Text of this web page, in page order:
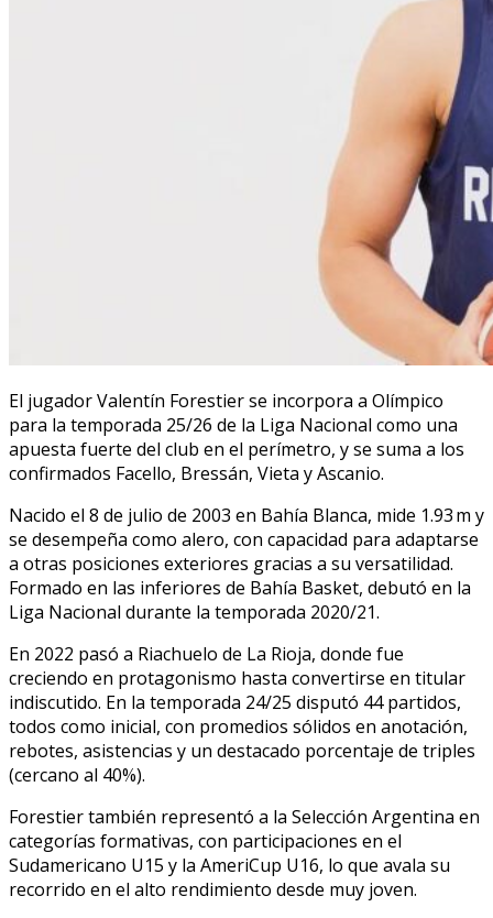
El jugador Valentín Forestier se incorpora a Olímpico
para la temporada 25/26 de la Liga Nacional como una
apuesta fuerte del club en el perímetro, y se suma a los
confirmados Facello, Bressán, Vieta y Ascanio.
Nacido el 8 de julio de 2003 en Bahía Blanca, mide 1.93 m y
se desempeña como alero, con capacidad para adaptarse
a otras posiciones exteriores gracias a su versatilidad.
Formado en las inferiores de Bahía Basket, debutó en la
Liga Nacional durante la temporada 2020/21.
En 2022 pasó a Riachuelo de La Rioja, donde fue
creciendo en protagonismo hasta convertirse en titular
indiscutido. En la temporada 24/25 disputó 44 partidos,
todos como inicial, con promedios sólidos en anotación,
rebotes, asistencias y un destacado porcentaje de triples
(cercano al 40%).
Forestier también representó a la Selección Argentina en
categorías formativas, con participaciones en el
Sudamericano U15 y la AmeriCup U16, lo que avala su
recorrido en el alto rendimiento desde muy joven.